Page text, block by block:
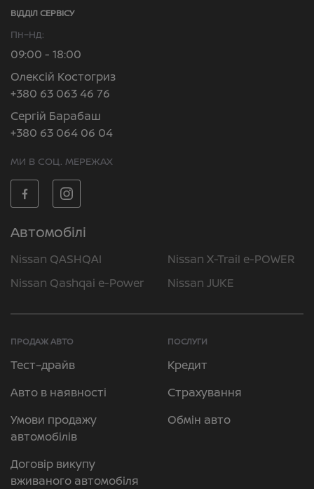
ВІДДІЛ CЕРВІСУ
Пн–Нд:
09:00 - 18:00
Олексій Костогриз
+380 63 063 46 76
Сергій Барабаш
+380 63 064 06 04
МИ В СОЦ. МЕРЕЖАХ
Автомобілі
Nissan QASHQAI
Nissan X-Trail e-POWER
Nissan Qashqai e-Power
Nissan JUKE
ПРОДАЖ АВТО
Тест–драйв
Авто в наявності
Умови продажу
автомобілів
Договір викупу
вживаного автомобіля
ПОСЛУГИ
Кредит
Страхування
Обмін авто